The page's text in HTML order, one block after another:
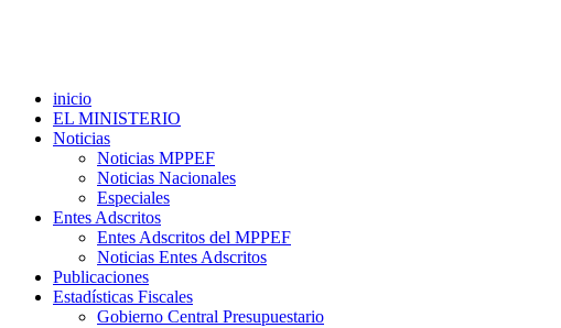
inicio
EL MINISTERIO
Noticias
Noticias MPPEF
Noticias Nacionales
Especiales
Entes Adscritos
Entes Adscritos del MPPEF
Noticias Entes Adscritos
Publicaciones
Estadísticas Fiscales
Gobierno Central Presupuestario